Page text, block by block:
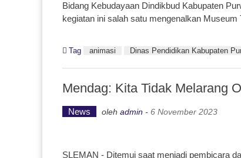
Bidang Kebudayaan Dindikbud Kabupaten
kegiatan ini salah satu mengenalkan Museum
Tag animasi Dinas Pendidikan Kabupaten
Mendag: Kita Tidak Melarang
News oleh admin - 6 November 2023
SLEMAN - Ditemui saat menjadi pembicara